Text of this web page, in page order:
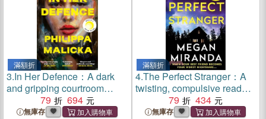
滿額折
3.In Her Defence：A dark
and gripping courtroom
drama for readers of Gillian
Flynn and Sarah Vaughan
79 694
無庫存
滿額折
4.The Perfect Stranger：A
twisting, compulsive read
perfect for fans of Paula
Hawkins and Gillian Flynn
79 434
無庫存